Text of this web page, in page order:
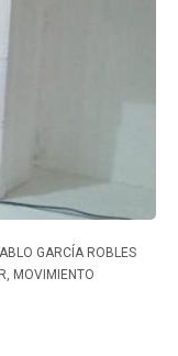
GARCÍA ROBLES
MOVIMIENTO